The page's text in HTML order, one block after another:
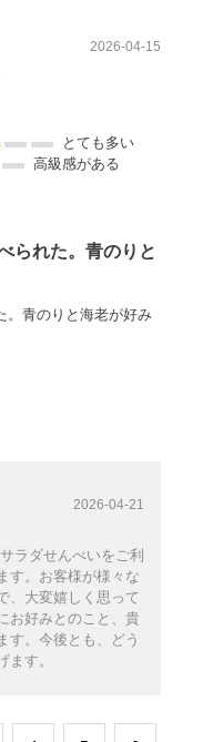
2026-04-15
とても多い
高級感がある
られた。青のりと
。青のりと海老が好み
2026-04-21
ラダせんべいをご利
す。お客様が様々な
、大変嬉しく思って
お好みとのこと、貴
す。今後とも、どう
す。